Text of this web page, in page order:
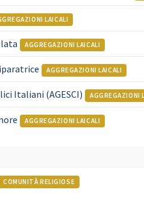
LAICALI
AGGREGAZIONI LAICALI
AGGREGAZIONI LAICALI
Italiani (AGESCI) AGGREGAZIONI
AGGREGAZIONI LAICALI
COMUNITÀ RELIGIOSE